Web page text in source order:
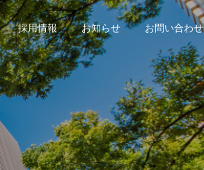
採用情報 お知らせ お問い合わせ